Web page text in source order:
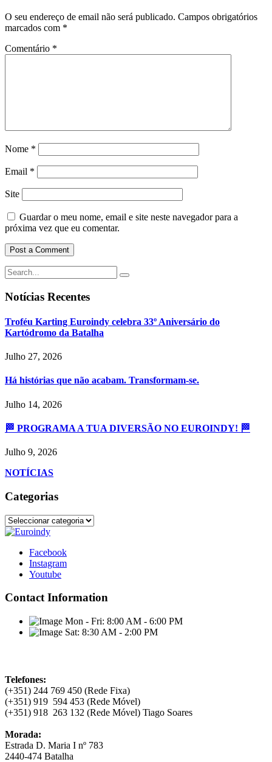
O seu endereço de email não será publicado. Campos obrigatórios
marcados com *
Comentário *
Nome *
Email *
Site
Guardar o meu nome, email e site neste navegador para a
próxima vez que eu comentar.
Notícias Recentes
Troféu Karting Euroindy celebra 33º Aniversário do
Kartódromo da Batalha
Julho 27, 2026
Há histórias que não acabam. Transformam-se.
Julho 14, 2026
🏁 PROGRAMA A TUA DIVERSÃO NO EUROINDY! 🏁
Julho 9, 2026
NOTÍCIAS
Categorias
Facebook
Instagram
Youtube
Contact Information
Mon - Fri: 8:00 AM - 6:00 PM
Sat: 8:30 AM - 2:00 PM
Telefones:
(+351) 244 769 450 (Rede Fixa)
(+351) 919 594 453 (Rede Móvel)
(+351) 918 263 132 (Rede Móvel) Tiago Soares
Morada:
Estrada D. Maria I nº 783
2440-474 Batalha